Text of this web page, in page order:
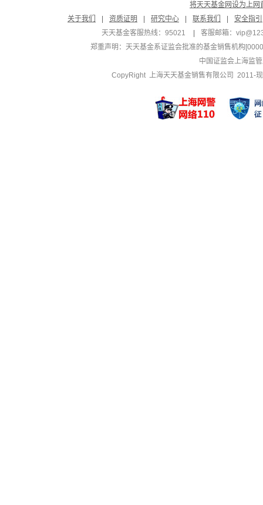
将天天基金网设为上网
关于我们
资质证明 研究中心 联系我们
安全指引
天天基金客服热线：95021
客服邮箱：
郑重声明： 天天基金系证监会批准的基金销售机构
中国证监会上海监
CopyRight 上海天天基金销售有限公司 2011-